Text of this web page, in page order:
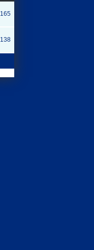
165
138